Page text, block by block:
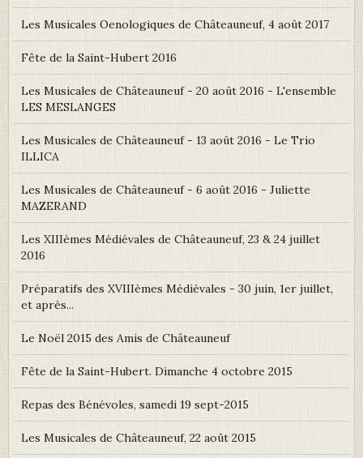
Les Musicales Oenologiques de Châteauneuf, 4 août 2017
Fête de la Saint-Hubert 2016
Les Musicales de Châteauneuf - 20 août 2016 - L'ensemble
LES MESLANGES
Les Musicales de Châteauneuf - 13 août 2016 - Le Trio
ILLICA
Les Musicales de Châteauneuf - 6 août 2016 - Juliette
MAZERAND
Les XIIIèmes Médiévales de Châteauneuf, 23 & 24 juillet
2016
Préparatifs des XVIIIèmes Médiévales - 30 juin, 1er juillet,
et après...
Le Noël 2015 des Amis de Châteauneuf
Fête de la Saint-Hubert. Dimanche 4 octobre 2015
Repas des Bénévoles, samedi 19 sept-2015
Les Musicales de Châteauneuf, 22 août 2015